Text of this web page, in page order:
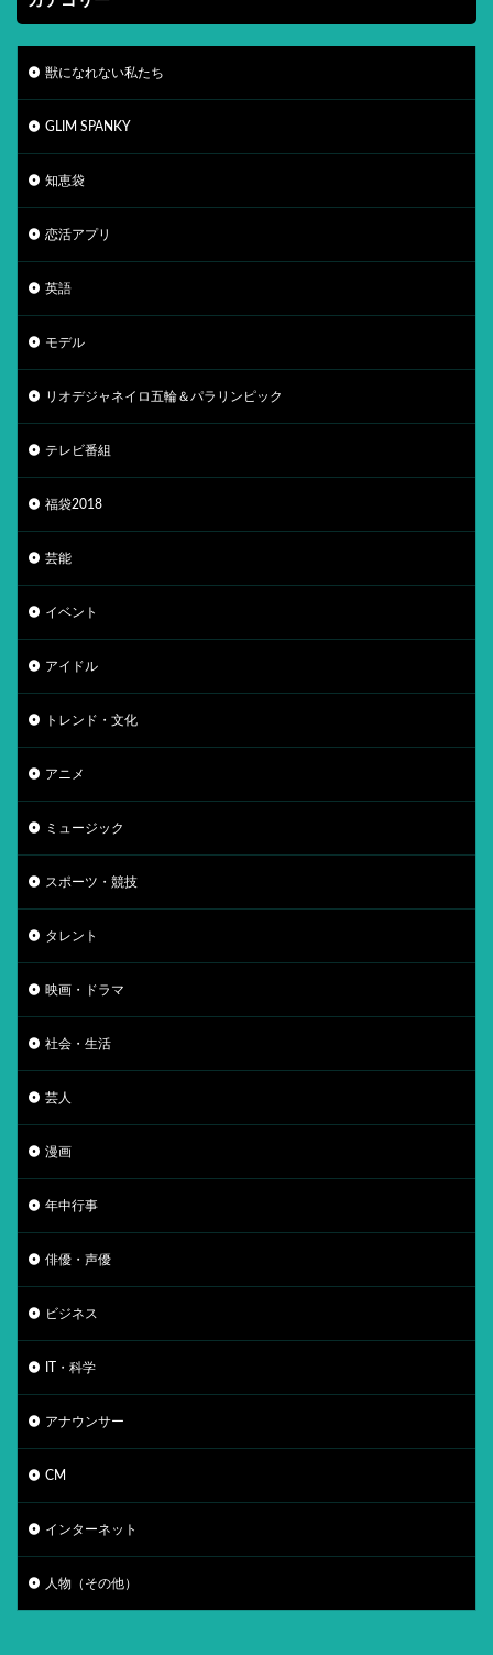
獣になれない私たち
GLIM SPANKY
知恵袋
恋活アプリ
英語
モデル
リオデジャネイロ五輪＆パラリンピック
テレビ番組
福袋2018
芸能
イベント
アイドル
トレンド・文化
アニメ
ミュージック
スポーツ・競技
タレント
映画・ドラマ
社会・生活
芸人
漫画
年中行事
俳優・声優
ビジネス
IT・科学
アナウンサー
CM
インターネット
人物（その他）